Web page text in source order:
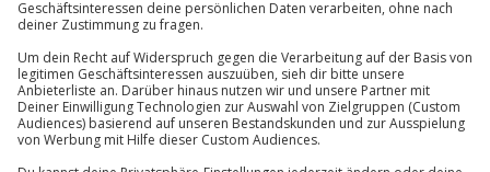
Kaution: 1.000 € in bar oder per EC-Karte
Unterschriebener Haftungsausschluss
Ausrüstung & Kleidung
Mitzubringen: Führerschein und
Ausweisdokument
Mühldorfstraße 8
81671 München
Du erreichst uns telefonisch zu folgenden Zeiten,
außer an bundesweiten Feiertagen:
Mo-Fr: 8-20 Uhr | Sa: 10-16 Uhr